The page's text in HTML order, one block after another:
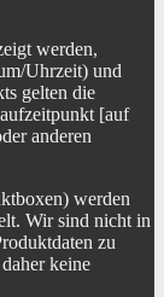
werden,
Uhrzeit) und
gelten die
[auf
anderen
werden
Wir sind nicht in
zu
keine